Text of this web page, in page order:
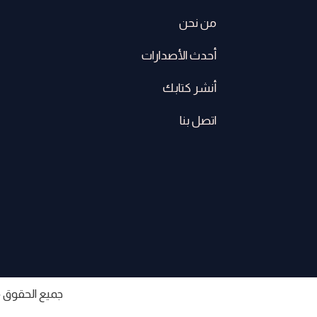
من نحن
أحدث الأصدارات
أنشر كتابك
اتصل بنا
جميع الحقوق محفوظة لعام ©